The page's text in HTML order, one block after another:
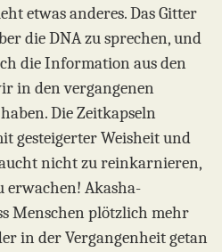
etwas anderes. Das Gitter
die DNA zu sprechen, und
die Information aus den
in den vergangenen
Die Zeitkapseln
gesteigerter Weisheit und
nicht zu reinkarnieren,
erwachen! Akasha-
Menschen plötzlich mehr
in der Vergangenheit getan